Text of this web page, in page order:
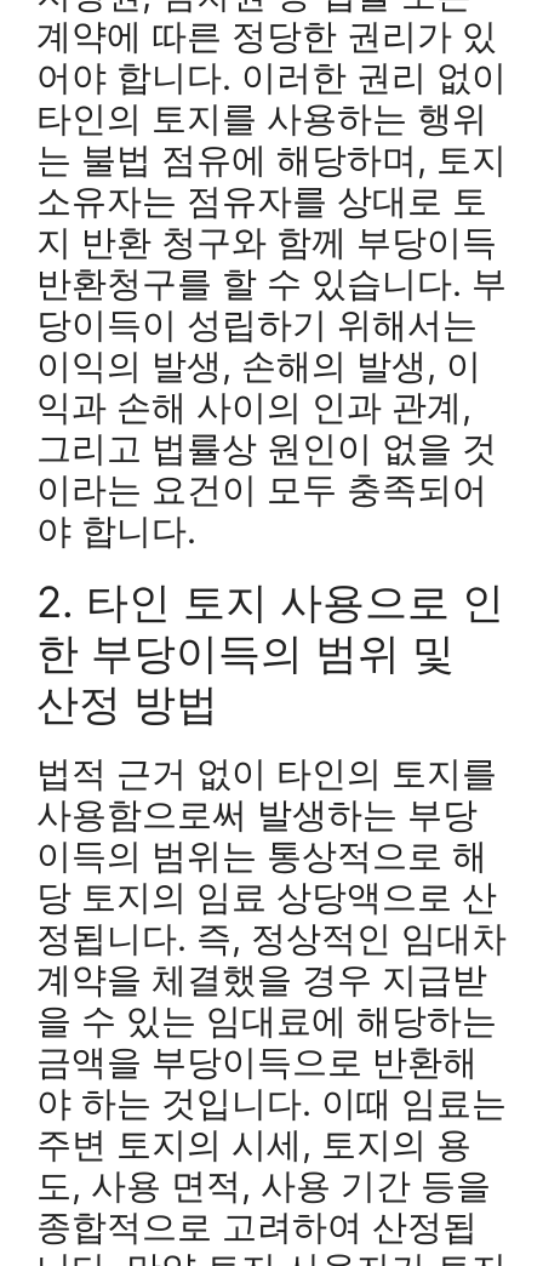
계약에 따른 정당한 권리가 있
어야 합니다. 이러한 권리 없이
타인의 토지를 사용하는 행위
는 불법 점유에 해당하며, 토지
소유자는 점유자를 상대로 토
지 반환 청구와 함께 부당이득
반환청구를 할 수 있습니다. 부
당이득이 성립하기 위해서는
이익의 발생, 손해의 발생, 이
익과 손해 사이의 인과 관계,
그리고 법률상 원인이 없을 것
이라는 요건이 모두 충족되어
야 합니다.
2. 타인 토지 사용으로 인
한 부당이득의 범위 및
산정 방법
법적 근거 없이 타인의 토지를
사용함으로써 발생하는 부당
이득의 범위는 통상적으로 해
당 토지의 임료 상당액으로 산
정됩니다. 즉, 정상적인 임대차
계약을 체결했을 경우 지급받
을 수 있는 임대료에 해당하는
금액을 부당이득으로 반환해
야 하는 것입니다. 이때 임료는
주변 토지의 시세, 토지의 용
도, 사용 면적, 사용 기간 등을
종합적으로 고려하여 산정됩